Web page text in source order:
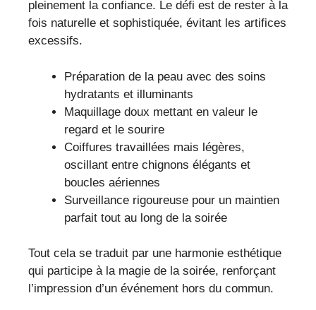
pleinement la confiance. Le défi est de rester à la
fois naturelle et sophistiquée, évitant les artifices
excessifs.
Préparation de la peau avec des soins
hydratants et illuminants
Maquillage doux mettant en valeur le
regard et le sourire
Coiffures travaillées mais légères,
oscillant entre chignons élégants et
boucles aériennes
Surveillance rigoureuse pour un maintien
parfait tout au long de la soirée
Tout cela se traduit par une harmonie esthétique
qui participe à la magie de la soirée, renforçant
l’impression d’un événement hors du commun.